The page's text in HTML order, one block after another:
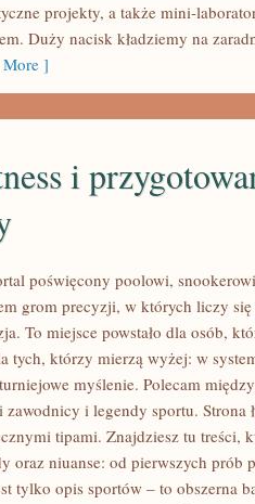
projekty, a także mini-
Duży nacisk kładziemy na
More ]
i
poświęcony poolowi,
grom precyzji, w których liczy się
To miejsce powstało dla osób,
tych, którzy mierzą wyżej: w
myślenie. Polecam
zawodnicy i legendy sportu. Strona
tipami. Znajdziesz tu treści,
oraz niuanse: od pierwszych prób
tylko opis sportów – to obszerna